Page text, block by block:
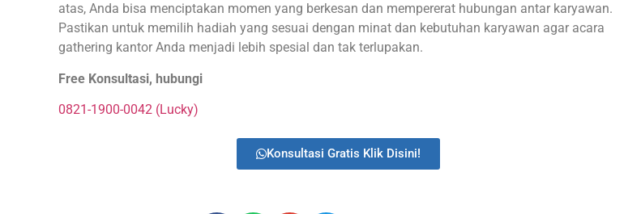
atas, Anda bisa menciptakan momen yang berkesan dan mempererat hubungan antar karyawan.
Pastikan untuk memilih hadiah yang sesuai dengan minat dan kebutuhan karyawan agar acara
gathering kantor Anda menjadi lebih spesial dan tak terlupakan.
Free Konsultasi, hubungi
0821-1900-0042 (Lucky)
Konsultasi Gratis Klik Disini!